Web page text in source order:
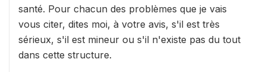
santé. Pour chacun des problèmes que je vais
vous citer, dites moi, à votre avis, s'il est très
sérieux, s'il est mineur ou s'il n'existe pas du tout
dans cette structure.